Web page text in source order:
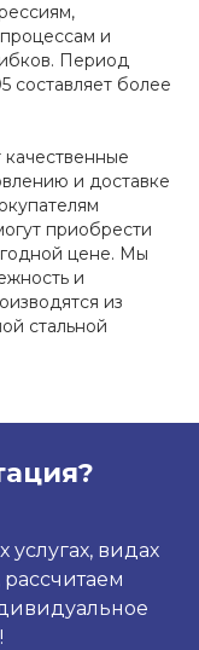
и
Период
составляет более
и доставке
приобрести
цене. Мы
и
из
стальной
видах